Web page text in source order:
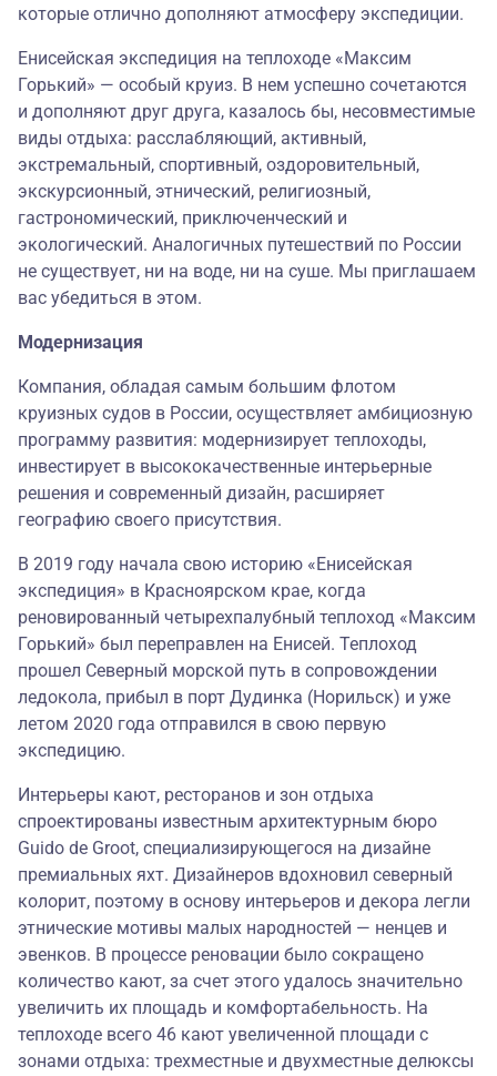
которые отлично дополняют атмосферу экспедиции.
Енисейская экспедиция на теплоходе «Максим
Горький» — особый круиз. В нем успешно сочетаются
и дополняют друг друга, казалось бы, несовместимые
виды отдыха: расслабляющий, активный,
экстремальный, спортивный, оздоровительный,
экскурсионный, этнический, религиозный,
гастрономический, приключенческий и
экологический. Аналогичных путешествий по России
не существует, ни на воде, ни на суше. Мы приглашаем
вас убедиться в этом.
Модернизация
Компания, обладая самым большим флотом
круизных судов в России, осуществляет амбициозную
программу развития: модернизирует теплоходы,
инвестирует в высококачественные интерьерные
решения и современный дизайн, расширяет
географию своего присутствия.
В 2019 году начала свою историю «Енисейская
экспедиция» в Красноярском крае, когда
реновированный четырехпалубный теплоход «Максим
Горький» был переправлен на Енисей. Теплоход
прошел Северный морской путь в сопровождении
ледокола, прибыл в порт Дудинка (Норильск) и уже
летом 2020 года отправился в свою первую
экспедицию.
Интерьеры кают, ресторанов и зон отдыха
спроектированы известным архитектурным бюро
Guido de Groot, специализирующегося на дизайне
премиальных яхт. Дизайнеров вдохновил северный
колорит, поэтому в основу интерьеров и декора легли
этнические мотивы малых народностей — ненцев и
эвенков. В процессе реновации было сокращено
количество кают, за счет этого удалось значительно
увеличить их площадь и комфортабельность. На
теплоходе всего 46 кают увеличенной площади с
зонами отдыха: трехместные и двухместные делюксы